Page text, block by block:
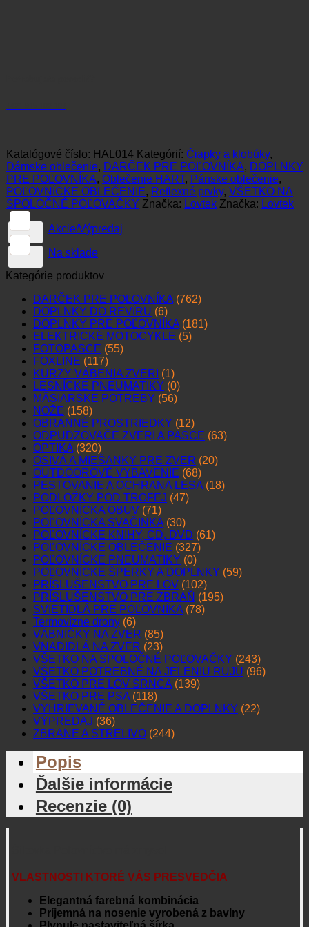
Katalógové číslo: HAL014 Kategórií: Čiapky a klobúky,
Dámske oblečenie, DARČEK PRE POĽOVNÍKA, DOPLNKY
PRE POĽOVNÍKA, Oblečenie HART, Pánske oblečenie,
POĽOVNÍCKE OBLEČENIE, Reflexné prvky, VŠETKO NA
SPOLOČNÉ POĽOVAČKY Značka: Lovtek Značka: Lovtek
Akcie/Výpredaj
Na sklade
Kategórie produktov
DARČEK PRE POĽOVNÍKA (762)
DOPLNKY DO REVÍRU (6)
DOPLNKY PRE POĽOVNÍKA (181)
ELEKTRICKÉ MOTOCYKLE (5)
FOTOPASCE (55)
FOXLINE (117)
KURZY VÁBENIA ZVERI (1)
LESNÍCKE PNEUMATIKY (0)
MÄSIARSKE POTREBY (56)
NOŽE (158)
OBRANNÉ PROSTRIEDKY (12)
ODPUDZOVAČE ZVERI A PASCE (63)
OPTIKA (320)
OSIVÁ A MIEŠANKY PRE ZVER (20)
OUTDOOROVÉ VYBAVENIE (68)
PESTOVANIE A OCHRANA LESA (18)
PODLOŽKY POD TROFEJ (47)
POĽOVNÍCKA OBUV (71)
POĽOVNÍCKA SVAČINKA (30)
POĽOVNÍCKE KNIHY, CD, DVD (61)
POĽOVNÍCKE OBLEČENIE (327)
POĽOVNÍCKE PNEUMATIKY (0)
POĽOVNÍCKE ŠPERKY A DOPLNKY (59)
PRÍSLUŠENSTVO PRE LOV (102)
PRÍSLUŠENSTVO PRE ZBRAŇ (195)
SVIETIDLÁ PRE POĽOVNÍKA (78)
Termovízne drony (6)
VÁBNIČKY NA ZVER (85)
VNADIDLÁ NA ZVER (23)
VŠETKO NA SPOLOČNÉ POĽOVAČKY (243)
VŠETKO POTREBNÉ NA JELENIU RUJU (96)
VŠETKO PRE LOV SRNCA (139)
VŠETKO PRE PSA (118)
VYHRIEVANÉ OBLEČENIE A DOPLNKY (22)
VÝPREDAJ (36)
ZBRANE A STRELIVO (244)
Popis
Ďalšie informácie
Recenzie (0)
VLASTNOSTI KTORÉ VÁS PRESVEDČIA
Elegantná farebná kombinácia
Príjemná na nosenie vyrobená z bavlny